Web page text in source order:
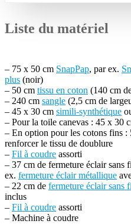
Liste du matériel
– 75 x 50 cm SnapPap, par ex.
plus (noir)
– 50 cm tissu en coton (140 cm
– 240 cm sangle (2,5 cm de
– 45 x 30 cm simili-synthétique
– Pour la toile canevas : 45 x 30
– En option pour les cotons fins :
renforcer le tissu de doublure
– Fil à coudre assorti
– 37 cm de fermeture éclair sans
ex. fermeture éclair métallique
– 22 cm de fermeture éclair sans
inclus
– Fil à coudre assorti
– Machine à coudre